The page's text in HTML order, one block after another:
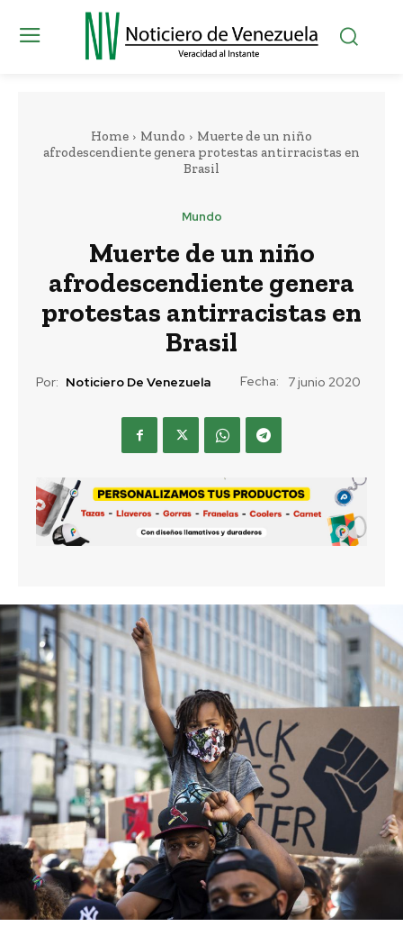
Home Mundo
Muerte de un niño
afrodescendiente genera protestas antirracistas en
Brasil
Mundo
Muerte de un niño
afrodescendiente genera
protestas antirracistas en
Brasil
Por: Noticiero De Venezuela Fecha: 7 junio 2020